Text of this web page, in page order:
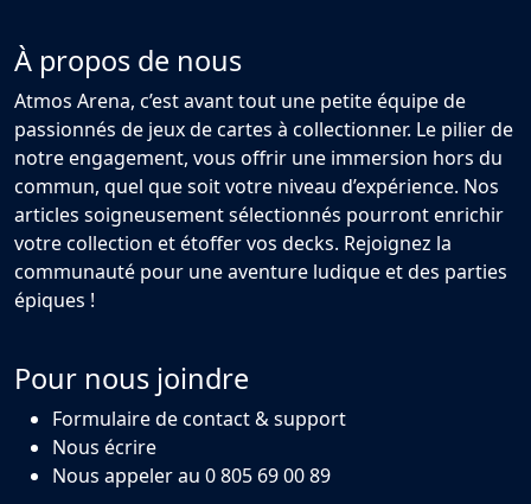
À propos de nous
Atmos Arena, c’est avant tout une petite équipe de
passionnés de jeux de cartes à collectionner. Le pilier de
notre engagement, vous offrir une immersion hors du
commun, quel que soit votre niveau d’expérience. Nos
articles soigneusement sélectionnés pourront enrichir
votre collection et étoffer vos decks. Rejoignez la
communauté pour une aventure ludique et des parties
épiques !
Pour nous joindre
Formulaire de contact & support
Nous écrire
Nous appeler au 0 805 69 00 89